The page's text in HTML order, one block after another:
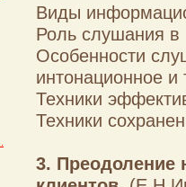
Виды
Роль слушания
Особенности
интонационное
Техники
Техники
3. Преодоление